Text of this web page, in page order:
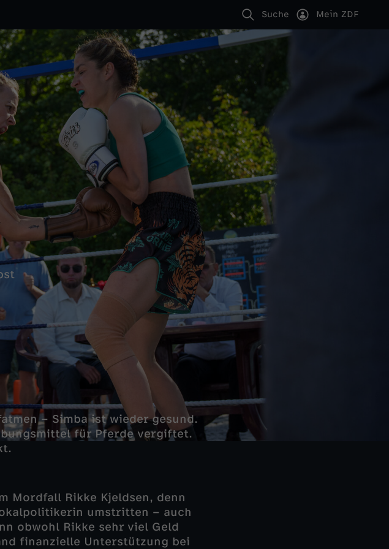
Suche Mein ZDF
– Simba ist wieder gesund.
für Pferde vergiftet.
Mordfall Rikke Kjeldsen, denn
umstritten – auch
obwohl Rikke sehr viel Geld
finanzielle Unterstützung bei